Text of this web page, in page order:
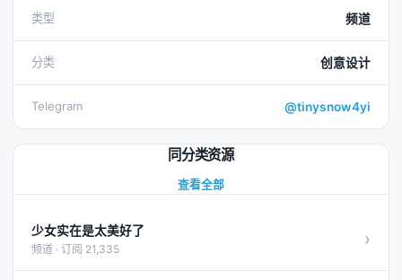
类型 频道
分类 创意设计
Telegram @tinysnow4yi
同分类资源
查看全部
少女实在是太美好了
频道 · 订阅 21,335 ›